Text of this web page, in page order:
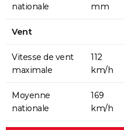
nationale
mm
Vent
Vitesse de vent
maximale
112
km/h
Moyenne
nationale
169
km/h